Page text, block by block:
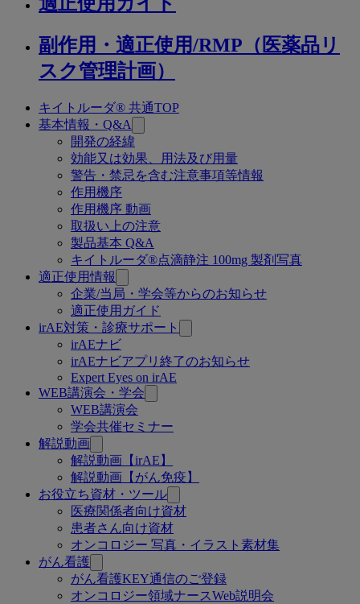
副作用・適正使用/RMP（医薬品リ
スク管理計画）
キイトルーダ® 共通TOP
基本情報・Q&A
開発の経緯
効能又は効果、用法及び用量
警告・禁忌を含む注意事項等情報
作用機序
作用機序 動画
取扱い上の注意
製品基本 Q&A
キイトルーダ®点滴静注 100mg 製剤写真
適正使用情報
企業/当局・学会等からのお知らせ
適正使用ガイド
irAE対策・診療サポート
irAEナビ
irAEナビアプリ終了のお知らせ
Expert Eyes on irAE
WEB講演会・学会
WEB講演会
学会共催セミナー
解説動画
解説動画【irAE】
解説動画【がん免疫】
お役立ち資材・ツール
医療関係者向け資材
患者さん向け資材
オンコロジー 写真・イラスト素材集
がん看護
がん看護KEY通信のご登録
オンコロジー領域ナースWeb説明会